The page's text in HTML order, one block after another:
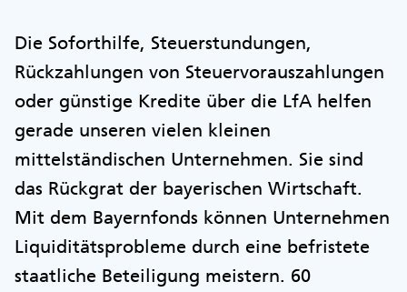
Die Soforthilfe, Steuerstundungen,
Rückzahlungen von Steuervorauszahlungen
oder günstige Kredite über die LfA helfen
gerade unseren vielen kleinen
mittelständischen Unternehmen. Sie sind
das Rückgrat der bayerischen Wirtschaft.
Mit dem Bayernfonds können Unternehmen
Liquiditätsprobleme durch eine befristete
staatliche Beteiligung meistern. 60